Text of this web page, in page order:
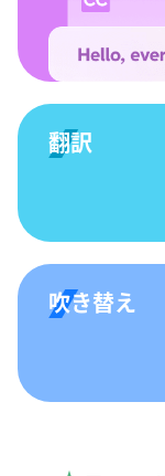
翻訳
吹き替え